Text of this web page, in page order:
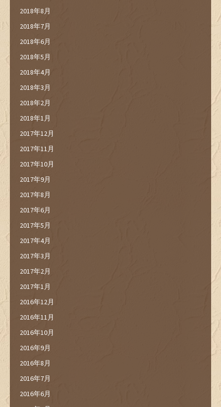
2018年8月
2018年7月
2018年6月
2018年5月
2018年4月
2018年3月
2018年2月
2018年1月
2017年12月
2017年11月
2017年10月
2017年9月
2017年8月
2017年6月
2017年5月
2017年4月
2017年3月
2017年2月
2017年1月
2016年12月
2016年11月
2016年10月
2016年9月
2016年8月
2016年7月
2016年6月